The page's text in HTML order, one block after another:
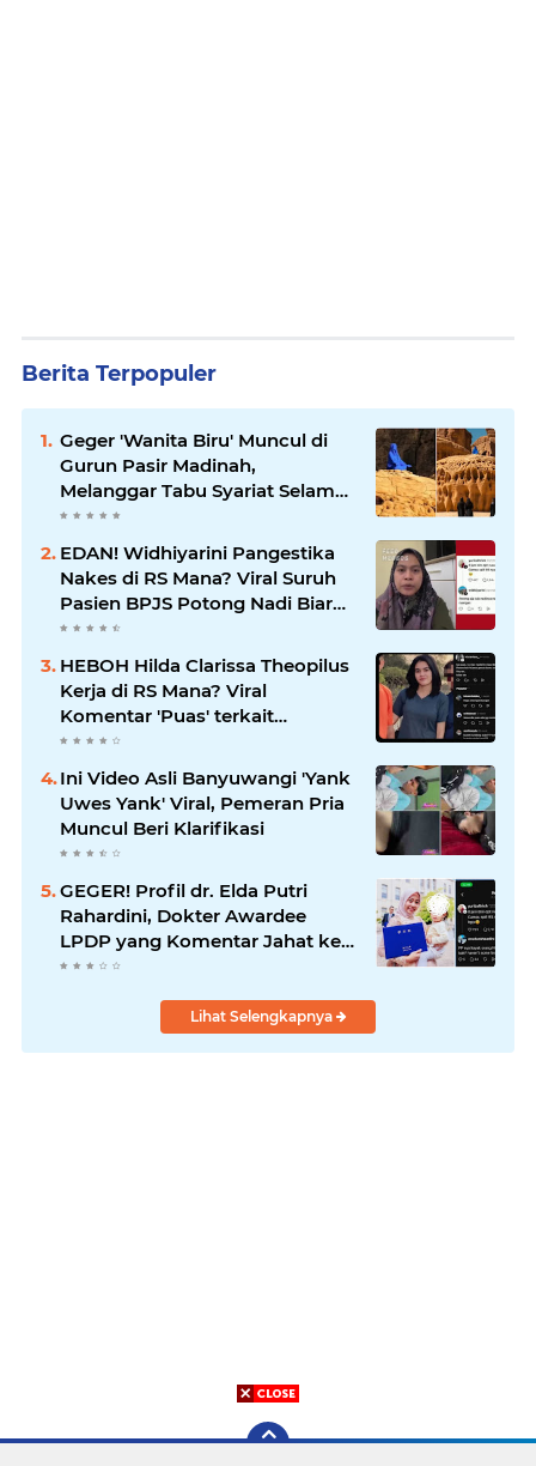
Berita Terpopuler
Geger 'Wanita Biru' Muncul di
Gurun Pasir Madinah,
Melanggar Tabu Syariat Selama
Seribu Tahun
EDAN! Widhiyarini Pangestika
Nakes di RS Mana? Viral Suruh
Pasien BPJS Potong Nadi Biar
Dapat Ruangan
HEBOH Hilda Clarissa Theopilus
Kerja di RS Mana? Viral
Komentar 'Puas' terkait
Meninggalnya Pasien BPJS
Ini Video Asli Banyuwangi 'Yank
Uwes Yank' Viral, Pemeran Pria
Muncul Beri Klarifikasi
GEGER! Profil dr. Elda Putri
Rahardini, Dokter Awardee
LPDP yang Komentar Jahat ke
Pasien BPJS
Lihat Selengkapnya